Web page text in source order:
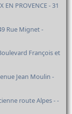
EN PROVENCE - 31
Rue Mignet -
François et
Jean Moulin -
route Alpes - -